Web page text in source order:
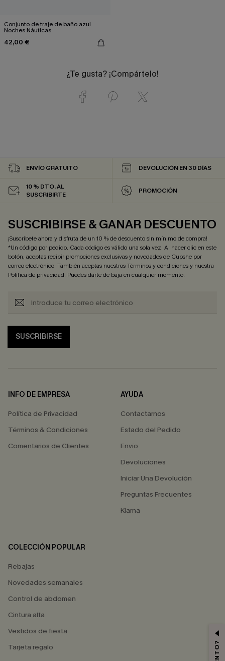
Conjunto de traje de baño azul
Noches Náuticas
42,00 €
¿Te gusta? ¡Compártelo!
ENVÍO GRATUITO DEVOLUCIÓN EN 30 DÍAS
10 % DTO. AL
SUSCRIBIRTE
PROMOCIÓN
SUSCRIBIRSE & GANAR DESCUENTO
¡Suscríbete ahora y disfruta de un 10 % de descuento sin mínimo de compra!
*Un código por pedido. Cada código es válido una sola vez. Al hacer clic en este
botón, aceptas recibir promociones exclusivas y novedades de Cupshe por
correo electrónico. También aceptas nuestrosTérminos y condicionesy nuestra
Política de privacidad. Puedes darte de baja en cualquier momento.
SUSCRIBIRSE
INFO DE EMPRESA
Política de Privacidad
Términos & Condiciones
Comentarios de Clientes
AYUDA
Contactarnos
Estado del Pedido
Envío
Devoluciones
Iniciar Una Devolución
Preguntas Frecuentes
Klarna
COLECCIÓN POPULAR
Rebajas
Novedades semanales
Control de abdomen
Cintura alta
Vestidos de fiesta
Tarjeta regalo